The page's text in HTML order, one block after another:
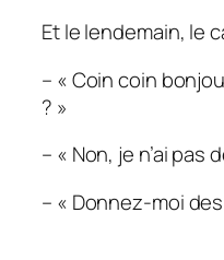
Et le lendemain, le
– « Coin coin
? »
– « Non, je n’ai pas
– « Donnez-moi